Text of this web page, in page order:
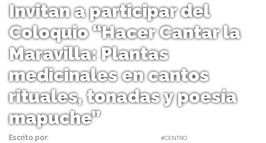
Invitan a participar del
Coloquio “Hacer Cantar la
Maravilla: Plantas
medicinales en cantos
rituales, tonadas y poesía
mapuche”
Escrito por: #CENTRO